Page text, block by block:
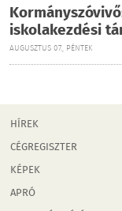
iskolakezdési
AUGUSZTUS 07., PÉNTEK
HÍREK
CÉGREGISZTER
KÉPEK
APRÓ